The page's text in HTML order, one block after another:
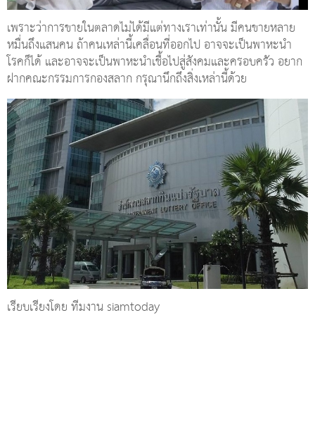
เพราะว่าการขายในตลาดไม่ได้มีแต่ทางเราเท่านั้น มีคนขายหลาย
หมื่นถึงแสนคน ถ้าคนเหล่านี้เคลื่อนที่ออกไป อาจจะเป็นพาหะนำ
โรคก็ได้ และอาจจะเป็นพาหะนำเชื้อไปสู่สังคมและครอบครัว อยาก
ฝากคณะกรรมการกองสลาก กรุณานึกถึงสิ่งเหล่านี้ด้วย
เรียบเรียงโดย ทีมงาน siamtoday